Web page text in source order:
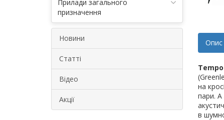
Прилади загального
призначення
Новини
Статті
Відео
Акції
Опис
Tempo
на
пари. А
в